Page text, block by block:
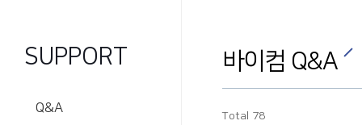
SUPPORT
Q&A
바이컴 Q&A
Total 78